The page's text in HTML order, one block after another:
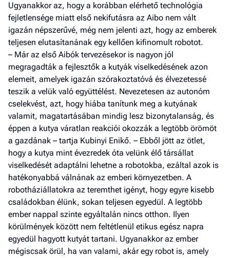
Ugyanakkor az, hogy a korábban elérhető technológia
fejletlensége miatt első nekifutásra az Aibo nem vált
igazán népszerűvé, még nem jelenti azt, hogy az emberek
teljesen elutasítanának egy kellően kifinomult robotot.
– Már az első Aibók tervezésekor is nagyon jól
megragadták a fejlesztők a kutyák viselkedésének azon
elemeit, amelyek igazán szórakoztatóvá és élvezetessé
teszik a velük való együttélést. Nevezetesen az autonóm
cselekvést, azt, hogy hiába tanítunk meg a kutyának
valamit, magatartásában mindig lesz bizonytalanság, és
éppen a kutya váratlan reakciói okozzák a legtöbb örömöt
a gazdának – tartja Kubinyi Enikő. – Ebből jött az ötlet,
hogy a kutya mint évezredek óta velünk élő társállat
viselkedését adaptálni lehetne a robotokba, ezáltal azok is
hatékonyabbá válnának az emberi környezetben. A
robotháziállatokra az teremthet igényt, hogy egyre kisebb
családokban élünk, sokan teljesen egyedül. A legtöbb
ember nappal szinte egyáltalán nincs otthon. Ilyen
körülmények között nem feltétlenül etikus egész napra
egyedül hagyott kutyát tartani. Ugyanakkor az ember
mégiscsak örül, ha van valami, akár egy robot is, amely